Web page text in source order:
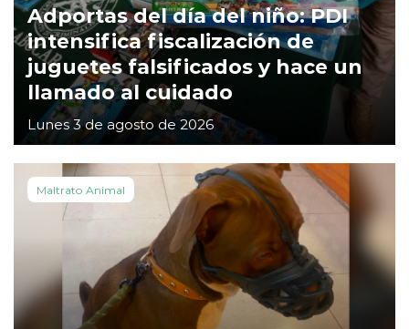
Adportas del día del niño: PDI
intensifica fiscalización de
juguetes falsificados y hace un
llamado al cuidado
Lunes 3 de agosto de 2026
Maltrato Animal